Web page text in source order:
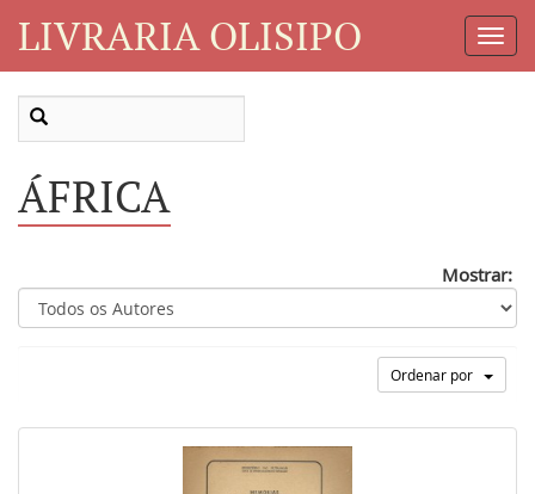
LIVRARIA OLISIPO
ÁFRICA
Mostrar:
Ordenar por